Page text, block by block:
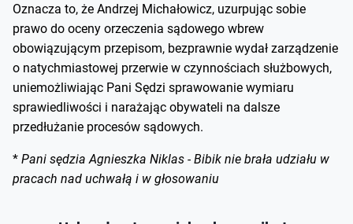
Oznacza to, że Andrzej Michałowicz, uzurpując sobie
prawo do oceny orzeczenia sądowego wbrew
obowiązującym przepisom, bezprawnie wydał zarządzenie
o natychmiastowej przerwie w czynnościach służbowych,
uniemożliwiając Pani Sędzi sprawowanie wymiaru
sprawiedliwości i narażając obywateli na dalsze
przedłużanie procesów sądowych.
* Pani sędzia Agnieszka Niklas - Bibik nie brała udziału w
pracach nad uchwałą i w głosowaniu